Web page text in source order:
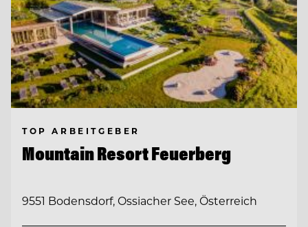
TOP ARBEITGEBER
Mountain Resort Feuerberg
9551 Bodensdorf, Ossiacher See, Österreich